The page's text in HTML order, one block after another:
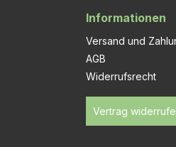
Informationen
Versand und
AGB
Widerrufsrecht
Vertrag